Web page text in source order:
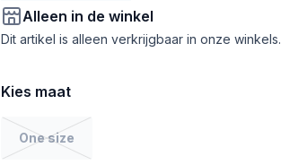
Alleen in de winkel
Dit artikel is alleen verkrijgbaar in onze winkels.
Kies maat
One size